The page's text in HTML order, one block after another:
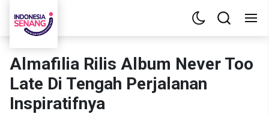
Almafilia Rilis Album Never Too
Late Di Tengah Perjalanan
Inspiratifnya